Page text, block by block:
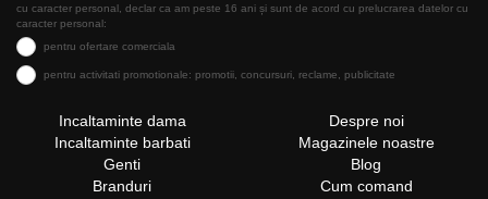
cu caracter personal, declar ca am peste 16 ani și sunt de acord cu prelucrarea datelor cu
caracter personal:
pentru ofertare comerciala
pentru activitati promotionale: promotii, concursuri, reclame, publicitate
Incaltaminte dama
Incaltaminte barbati
Genti
Branduri
Despre noi
Magazinele noastre
Blog
Cum comand